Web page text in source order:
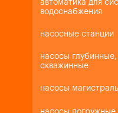
автоматика для
водоснабжения
насосные станции
насосы глубинные,
скважинные
насосы